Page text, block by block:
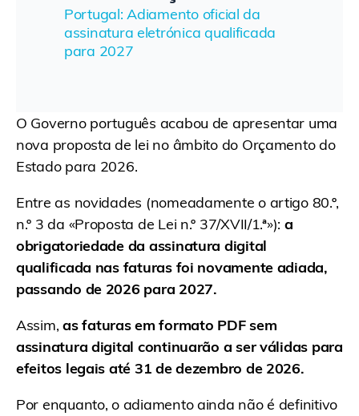
Portugal: Adiamento oficial da
assinatura eletrónica qualificada
para 2027
O Governo português acabou de apresentar uma
nova proposta de lei no âmbito do Orçamento do
Estado para 2026.
Entre as novidades (nomeadamente o artigo 80.º,
n.º 3 da «Proposta de Lei n.º 37/XVII/1.ª»): a
obrigatoriedade da assinatura digital
qualificada nas faturas foi novamente adiada,
passando de 2026 para 2027.
Assim,as faturas em formato PDF sem
assinatura digital continuarão a ser válidas para
efeitos legais até 31 de dezembro de 2026.
Por enquanto, o adiamento ainda não é definitivo